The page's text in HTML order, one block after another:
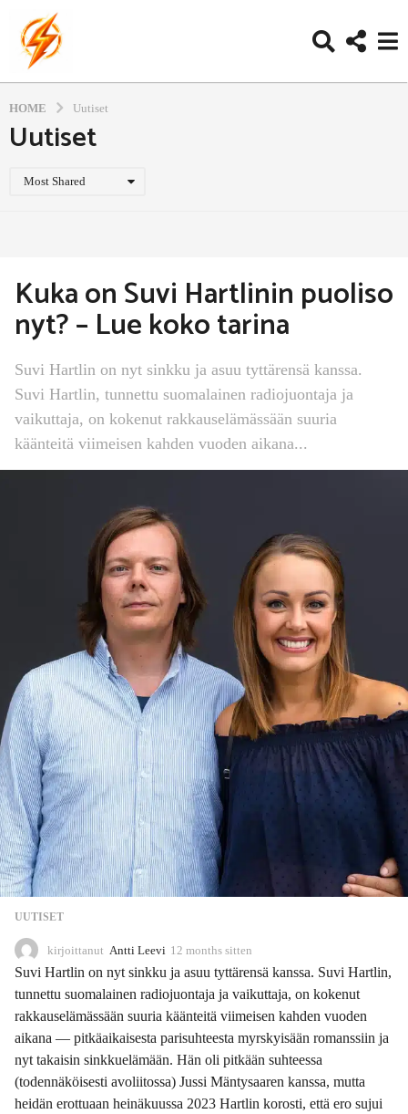
HOME Uutiset
Uutiset
Most Shared
Kuka on Suvi Hartlinin puoliso
nyt? – Lue koko tarina
Suvi Hartlin on nyt sinkku ja asuu tyttärensä kanssa.
Suvi Hartlin, tunnettu suomalainen radiojuontaja ja
vaikuttaja, on kokenut rakkauselämässään suuria
käänteitä viimeisen kahden vuoden aikana...
UUTISET
kirjoittanut Antti Leevi 12 months sitten
1
o
n
t
h
s
i
Suvi Hartlin on nyt sinkku ja asuu tyttärensä kanssa. Suvi Hartlin,
tunnettu suomalainen radiojuontaja ja vaikuttaja, on kokenut
rakkauselämässään suuria käänteitä viimeisen kahden vuoden
aikana — pitkäaikaisesta parisuhteesta myrskyisään romanssiin ja
nyt takaisin sinkkuelämään. Hän oli pitkään suhteessa
(todennäköisesti avoliitossa) Jussi Mäntysaaren kanssa, mutta
heidän erottuaan heinäkuussa 2023 Hartlin korosti, että ero sujui